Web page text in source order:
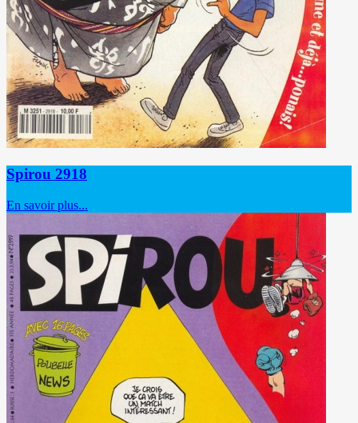
Spirou 2918
En savoir plus...